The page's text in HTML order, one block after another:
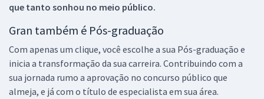
que tanto sonhou no meio público.
Gran também é Pós-graduação
Com apenas um clique, você escolhe a sua Pós-graduação e
inicia a transformação da sua carreira. Contribuindo com a
sua jornada rumo a aprovação no concurso público que
almeja, e já com o título de especialista em sua área.